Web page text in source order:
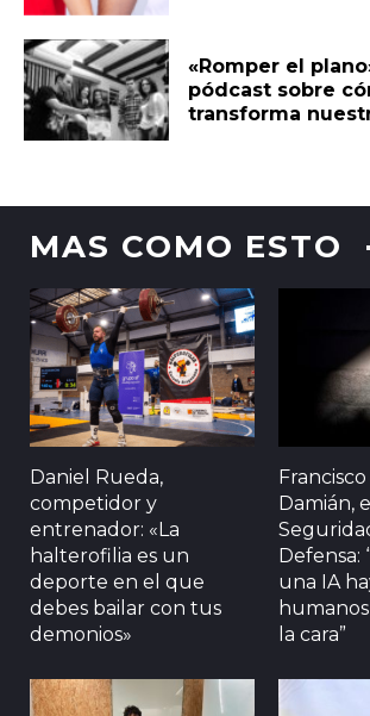
«Romper el
pódcast sobre
transforma
MAS COMO ESTO
Daniel Rueda,
competidor y
entrenador: «La
halterofilia es un
deporte en el que
debes bailar con tus
demonios»
Damián,
Defensa:
una IA
la cara”